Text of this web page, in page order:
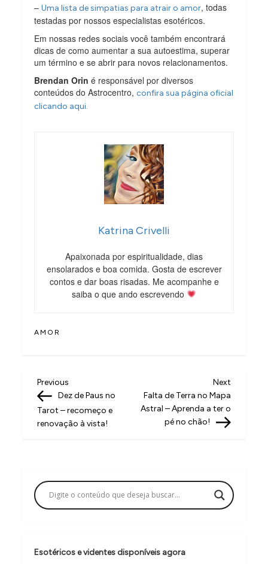
–Uma lista de simpatias para atrair o amor, todas
testadas por nossos especialistas esotéricos.
Em nossas redes sociais você também encontrará
dicas de como aumentar a sua autoestima, superar
um término e se abrir para novos relacionamentos.
Brendan Orin é responsável por diversos
conteúdos do Astrocentro,confira sua página oficial
clicando aqui.
Katrina Crivelli
Apaixonada por espiritualidade, dias
ensolarados e boa comida. Gosta de escrever
contos e dar boas risadas. Me acompanhe e
saiba o que ando escrevendo
AMOR
N
a
v
a
ç
o
Previous
Post
Previous
Dez de Paus no
Tarot – recomeço e
renovação à vista!
Next
Post
Next
Falta de Terra no Mapa
Astral – Aprenda a ter o
pé no chão!
Esotéricos e videntes disponíveis agora